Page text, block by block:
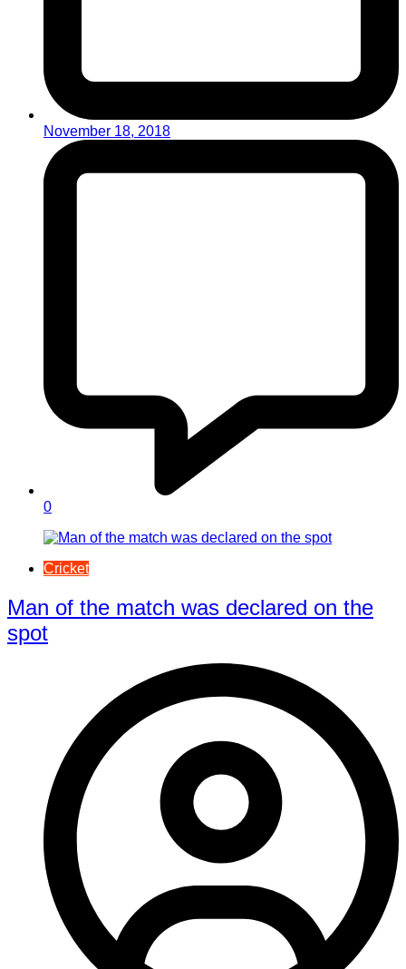
November 18, 2018
0
Cricket
Man of the match was declared on the
spot